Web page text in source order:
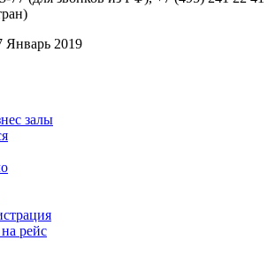
Январь 2019
залы
рейс